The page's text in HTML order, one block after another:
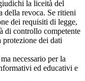
la liceità del
della revoca. Se ritieni
dei requisiti di legge,
di controllo competente
dei dati
necessario per la
ed educativi e